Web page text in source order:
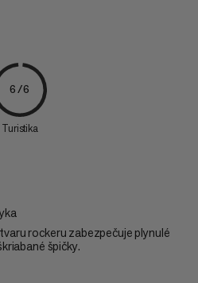
6/6
Turistika
rockeru zabezpečuje plynulé
špičky.